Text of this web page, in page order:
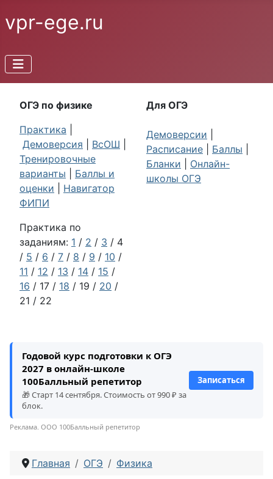
vpr-ege.ru
ОГЭ по физике
Практика
Демоверсия
ВсОШ
Тренировочные
варианты
Баллы и
оценки
Навигатор
ФИПИ
Практика по
заданиям: 1 / 2 / 3 / 4
/ 5 / 6 / 7 / 8 / 9 / 10 /
11 / 12 / 13 / 14 / 15 /
16 / 17 / 18 / 19 / 20 /
21 / 22
Для ОГЭ
Демоверсии
Расписание
Баллы
Бланки
Онлайн-
школы ОГЭ
Годовой курс подготовки к ОГЭ
2027 в онлайн-школе
100Балльный репетитор
🎁 Старт 14 сентября. Стоимость от 990 ₽ за
блок.
Записаться
Реклама. ООО 100Балльный репетитор
Главная ОГЭ Физика